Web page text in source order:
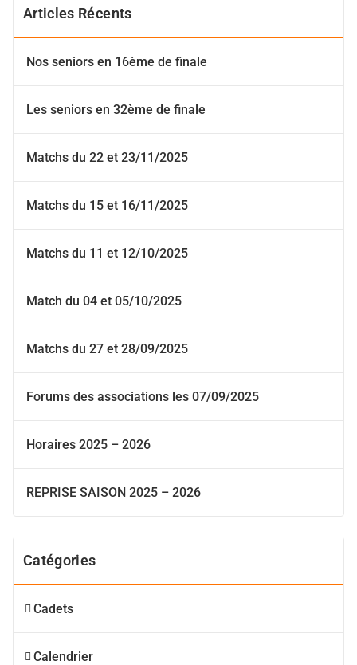
Articles Récents
Nos seniors en 16ème de finale
Les seniors en 32ème de finale
Matchs du 22 et 23/11/2025
Matchs du 15 et 16/11/2025
Matchs du 11 et 12/10/2025
Match du 04 et 05/10/2025
Matchs du 27 et 28/09/2025
Forums des associations les 07/09/2025
Horaires 2025 – 2026
REPRISE SAISON 2025 – 2026
Catégories
Cadets
Calendrier